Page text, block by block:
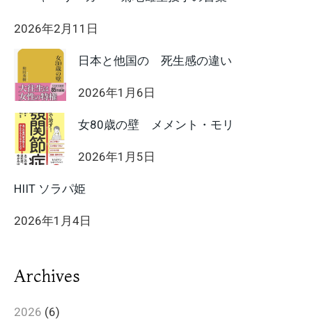
2026年2月11日
日本と他国の 死生感の違い
2026年1月6日
女80歳の壁 メメント・モリ
2026年1月5日
HIIT ソラパ姫
2026年1月4日
Archives
2026 (6)